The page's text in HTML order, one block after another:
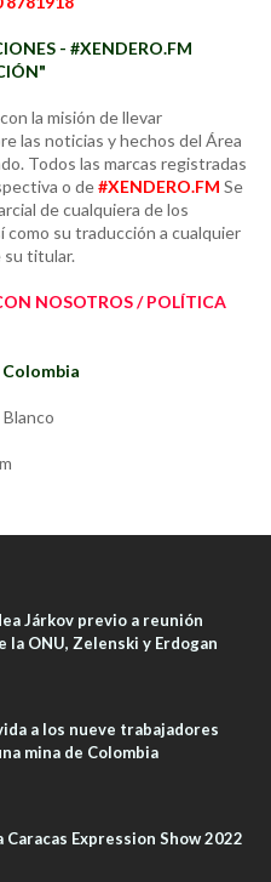
- #XENDERO.FM
la misión de llevar
las noticias y hechos del Área
Todos las marcas registradas
o de#XENDERO.FM Se
de cualquiera de los
como su traducción a cualquier
su titular.
NOSOTROS / POLÍTICA
Járkov previo a reunión
la ONU, Zelenski y Erdogan
a los nueve trabajadores
mina de Colombia
Expression Show 2022